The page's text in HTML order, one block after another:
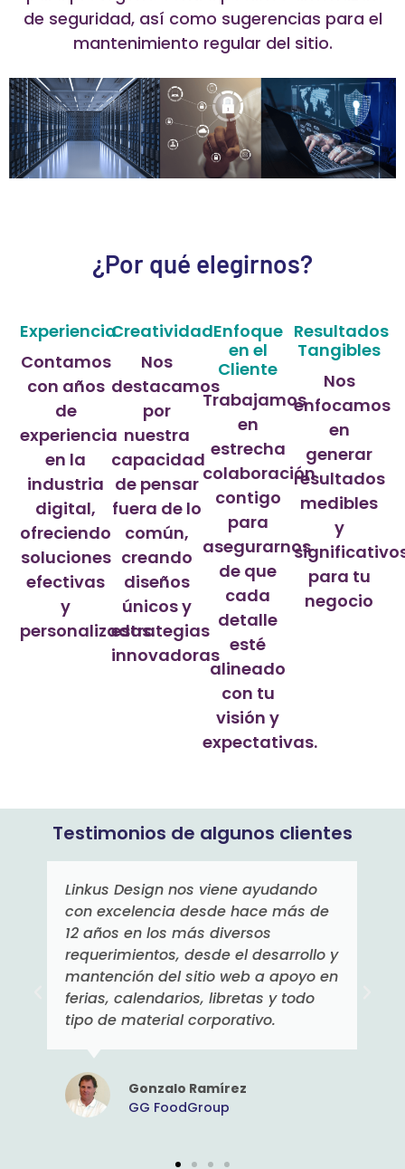
de seguridad, así como sugerencias para el
mantenimiento regular del sitio.
¿Por qué elegirnos?
Experiencia
Contamos
con años
de
experiencia
en la
industria
digital,
ofreciendo
soluciones
efectivas
y
personalizadas.
Creatividad
Nos
destacamos
por
nuestra
capacidad
de pensar
fuera de lo
común,
creando
diseños
únicos y
estrategias
innovadoras
Enfoque
en el
Cliente
Trabajamos
en
estrecha
colaboración
contigo
para
asegurarnos
de que
cada
detalle
esté
alineado
con tu
visión y
expectativas.
Resultados
Tangibles
Nos
enfocamos
en
generar
resultados
medibles
y
para tu
negocio
Testimonios de algunos clientes
He trabajado con Linkus Design en
más de una ocasión y siempre he
tenido una excelente experiencia.
Muy profesionales!
Héctor Correa